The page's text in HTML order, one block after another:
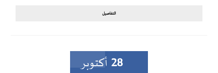
التفاصيل
28 أكتوبر